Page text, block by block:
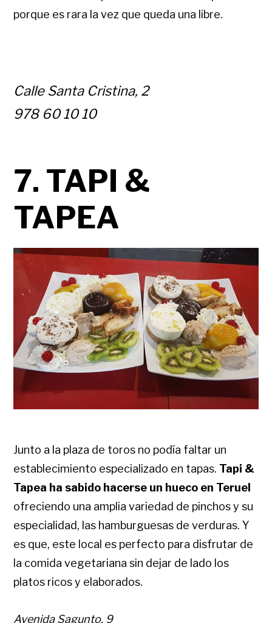
porque es rara la vez que queda una libre.
Calle Santa Cristina, 2
978 60 10 10
7. TAPI &
TAPEA
Junto a la plaza de toros no podía faltar un
establecimiento especializado en tapas. Tapi &
Tapea ha sabido hacerse un hueco en Teruel
ofreciendo una amplia variedad de pinchos y su
especialidad, las hamburguesas de verduras. Y
es que, este local es perfecto para disfrutar de
la comida vegetariana sin dejar de lado los
platos ricos y elaborados.
Avenida Sagunto, 9